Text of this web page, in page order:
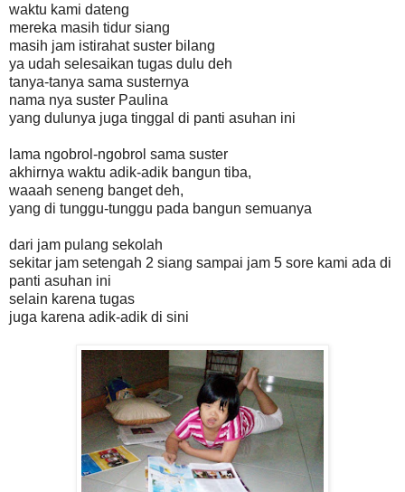
waktu kami dateng
mereka masih tidur siang
masih jam istirahat suster bilang
ya udah selesaikan tugas dulu deh
tanya-tanya sama susternya
nama nya suster Paulina
yang dulunya juga tinggal di panti asuhan ini
lama ngobrol-ngobrol sama suster
akhirnya waktu adik-adik bangun tiba,
waaah seneng banget deh,
yang di tunggu-tunggu pada bangun semuanya
dari jam pulang sekolah
sekitar jam setengah 2 siang sampai jam 5 sore kami ada di
panti asuhan ini
selain karena tugas
juga karena adik-adik di sini